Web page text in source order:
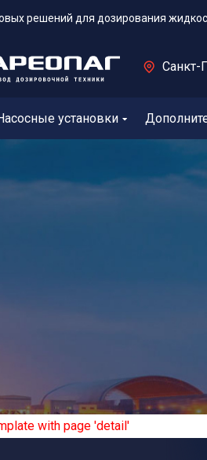
решений для дозирования
Санкт-
установки
with page 'detail'